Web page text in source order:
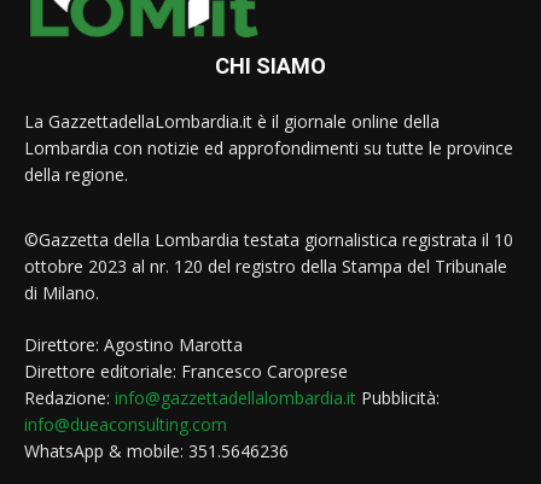
CHI SIAMO
La GazzettadellaLombardia.it è il giornale online della
Lombardia con notizie ed approfondimenti su tutte le province
della regione.
©Gazzetta della Lombardia testata giornalistica registrata il 10
ottobre 2023 al nr. 120 del registro della Stampa del Tribunale
di Milano.
Direttore: Agostino Marotta
Direttore editoriale: Francesco Caroprese
Redazione: info@gazzettadellalombardia.it Pubblicità:
info@dueaconsulting.com
WhatsApp & mobile: 351.5646236